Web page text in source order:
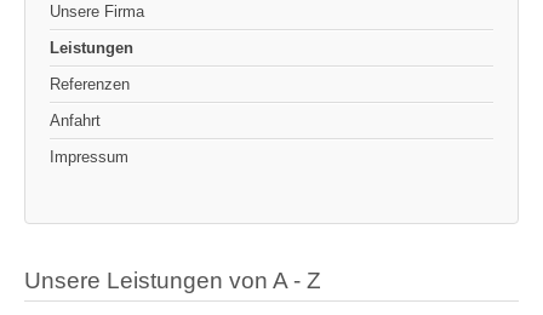
Unsere Firma
Leistungen
Referenzen
Anfahrt
Impressum
Unsere Leistungen von A - Z